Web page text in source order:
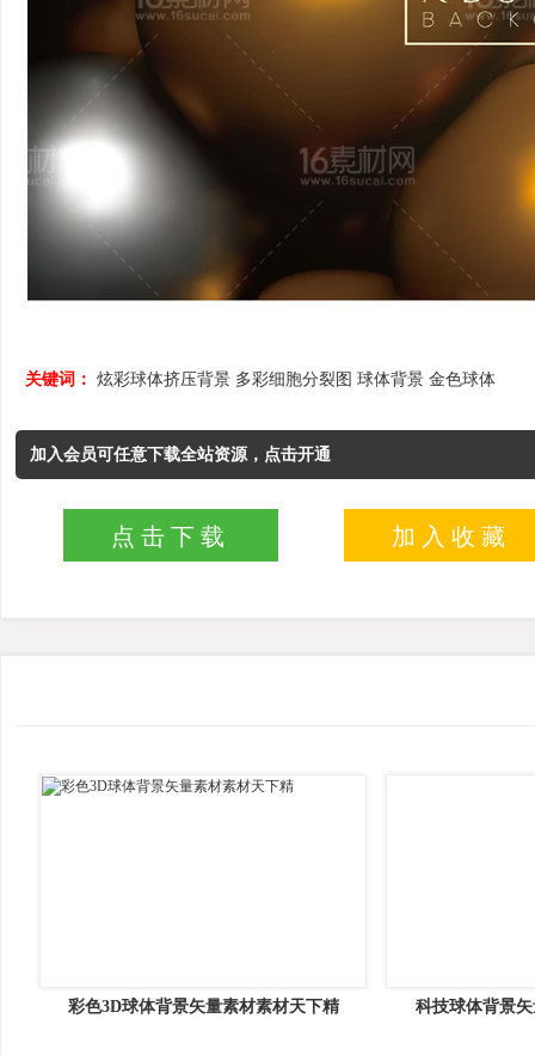
关键词： 炫彩球体挤压背景 多彩细胞分裂图 球体背景 金色球体
加入会员可任意下载全站资源，点击开通
点击下载 加入收藏
彩色3D球体背景矢量素材素材天下精 科技球体背景